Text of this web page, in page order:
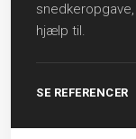
hjælp til.
SE REFERENCER